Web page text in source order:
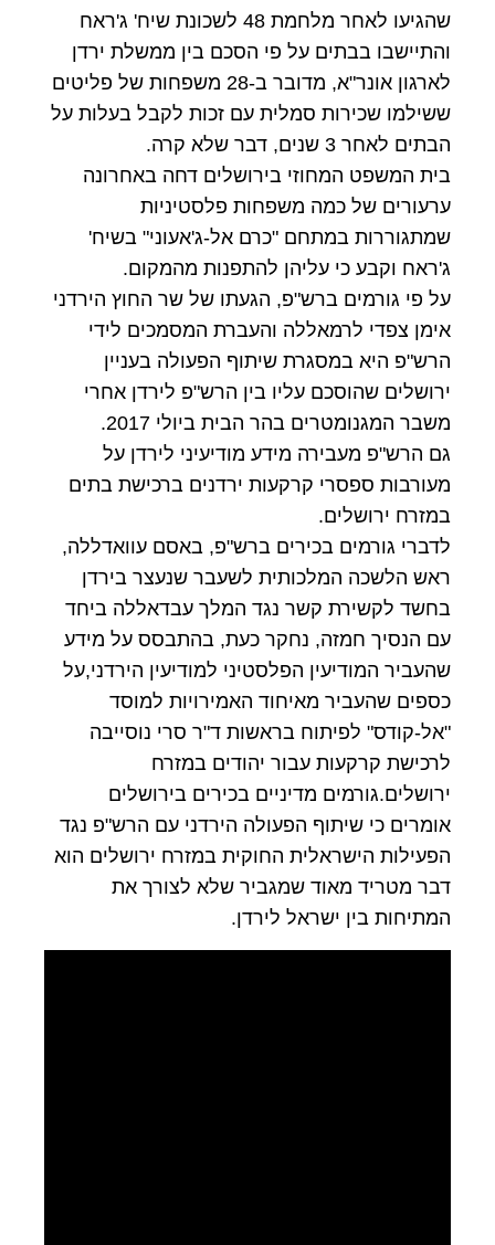
שהגיעו לאחר מלחמת 48 לשכונת שיח' ג'ראח
והתיישבו בבתים על פי הסכם בין ממשלת ירדן
לארגון אונר"א, מדובר ב-28 משפחות של פליטים
ששילמו שכירות סמלית עם זכות לקבל בעלות על
הבתים לאחר 3 שנים, דבר שלא קרה.
בית המשפט המחוזי בירושלים דחה באחרונה
ערעורים של כמה משפחות פלסטיניות
שמתגוררות במתחם "כרם אל-ג'אעוני" בשיח'
ג'ראח וקבע כי עליהן להתפנות מהמקום.
על פי גורמים ברש"פ, הגעתו של שר החוץ הירדני
אימן צפדי לרמאללה והעברת המסמכים לידי
הרש"פ היא במסגרת שיתוף הפעולה בעניין
ירושלים שהוסכם עליו בין הרש"פ לירדן אחרי
משבר המגנומטרים בהר הבית ביולי 2017.
גם הרש"פ מעבירה מידע מודיעיני לירדן על
מעורבות ספסרי קרקעות ירדנים ברכישת בתים
במזרח ירושלים.
לדברי גורמים בכירים ברש"פ, באסם עוואדללה,
ראש הלשכה המלכותית לשעבר שנעצר בירדן
בחשד לקשירת קשר נגד המלך עבדאללה ביחד
עם הנסיך חמזה, נחקר כעת, בהתבסס על מידע
שהעביר המודיעין הפלסטיני למודיעין הירדני,על
כספים שהעביר מאיחוד האמירויות למוסד
"אל-קודס" לפיתוח בראשות ד"ר סרי נוסייבה
לרכישת קרקעות עבור יהודים במזרח
ירושלים.גורמים מדיניים בכירים בירושלים
אומרים כי שיתוף הפעולה הירדני עם הרש"פ נגד
הפעילות הישראלית החוקית במזרח ירושלים הוא
דבר מטריד מאוד שמגביר שלא לצורך את
המתיחות בין ישראל לירדן.